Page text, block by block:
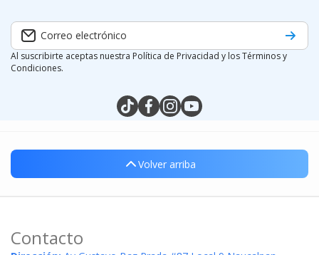
Correo electrónico
Al suscribirte aceptas nuestra Política de Privacidad y los Términos y
Condiciones.
tiktokcom/@silymx
facebookcom/silymx
instagramcom/silymx
youtubecom/@silymx
wame/525584218080
Volver arriba
Contacto